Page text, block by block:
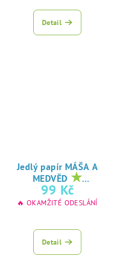
Detail
Jedlý papír MÁŠA A
MEDVĚD ★
oblíbený tisk na
jedlý papír
99 Kč
🔥 OKAMŽITÉ ODESLÁNÍ
Detail